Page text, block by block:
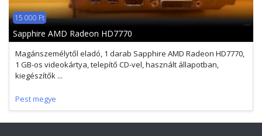
15 000 Ft
Sapphire AMD Radeon HD7770
Magánszemélytől eladó, 1 darab Sapphire AMD Radeon HD7770,
1 GB-os videokártya, telepítő CD-vel, használt állapotban,
kiegészítők ...
Pest megye